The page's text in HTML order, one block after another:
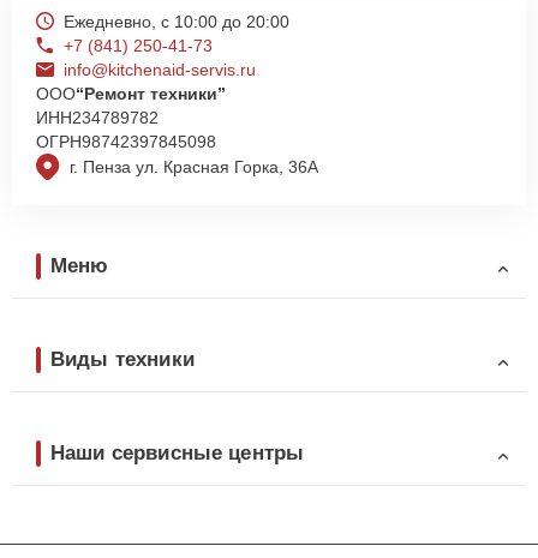
г. Пенза ул. Красная Горка, 36А
Ежедневно, с 10:00 до 20:00
+7 (841) 250-41-73
info@kitchenaid-servis.ru
ООО“Ремонт техники”
ИНН234789782
ОГРН98742397845098
Меню
Виды техники
Наши сервисные центры